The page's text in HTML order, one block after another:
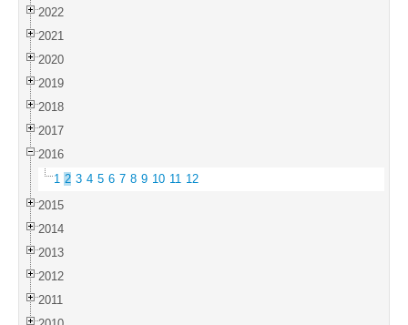
2022
2021
2020
2019
2018
2017
2016
1 2 3 4 5 6 7 8 9 10 11 12
2015
2014
2013
2012
2011